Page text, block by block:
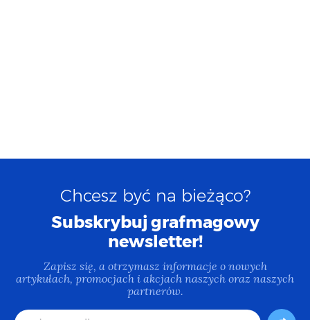
Chcesz być na bieżąco?
Subskrybuj grafmagowy
newsletter!
Zapisz się, a otrzymasz informacje o nowych
artykułach, promocjach i akcjach naszych oraz naszych
partnerów.